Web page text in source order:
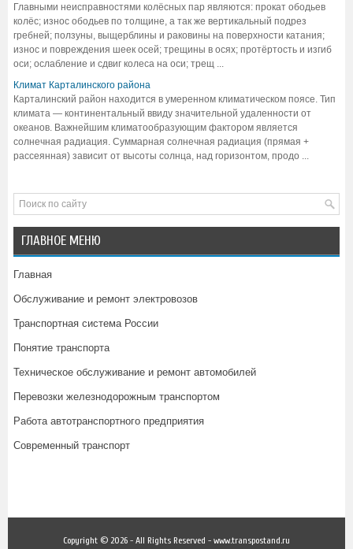
Главными неисправностями колёсных пар являются: прокат ободьев
колёс; износ ободьев по толщине, а так же вертикальный подрез
гребней; ползуны, выщерблины и раковины на поверхности катания;
износ и повреждения шеек осей; трещины в осях; протёртость и изгиб
оси; ослабление и сдвиг колеса на оси; трещ ...
Климат Карталинского района
Карталинский район находится в умеренном климатическом поясе. Тип
климата — континентальный ввиду значительной удаленности от
океанов. Важнейшим климатообразующим фактором является
солнечная радиация. Суммарная солнечная радиация (прямая +
рассеянная) зависит от высоты солнца, над горизонтом, продо ...
ГЛАВНОЕ МЕНЮ
Главная
Обслуживание и ремонт электровозов
Транспортная система России
Понятие транспорта
Техническое обслуживание и ремонт автомобилей
Перевозки железнодорожным транспортом
Работа автотранспортного предприятия
Современный транспорт
Copyright © 2026 - All Rights Reserved - www.transpostand.ru